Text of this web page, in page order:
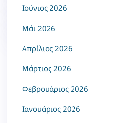
Ιούνιος 2026
Μάι 2026
Απρίλιος 2026
Μάρτιος 2026
Φεβρουάριος 2026
Ιανουάριος 2026